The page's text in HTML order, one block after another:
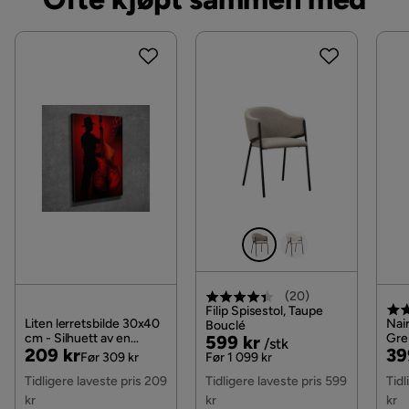
Liten lerretsbilde 30x40
cm - Silhuett av en
musiker som spiller
kontrabass med
hjerteformede detaljer,
Rød / Svart
Pris
209 kr
Original
Pris
Før 309 kr
Tidligere laveste pris 209
kr
(20)
Filip Spisestol, Taupe
Bouclé
Pris
599 kr /stk
Original
Pris
Før 1 099 kr
Tidligere laveste pris 599
kr
kr